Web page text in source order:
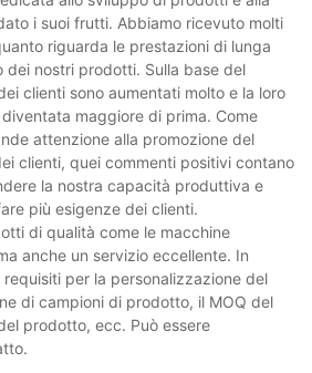
i suoi frutti. Abbiamo ricevuto molti
riguarda le prestazioni di lunga
dei nostri prodotti. Sulla base del
clienti sono aumentati molto e la loro
maggiore di prima. Come
attenzione alla promozione del
clienti, quei commenti positivi contano
la nostra capacità produttiva e
più esigenze dei clienti.
di qualità come le macchine
anche un servizio eccellente. In
per la personalizzazione del
di campioni di prodotto, il MOQ del
prodotto, ecc. Può essere